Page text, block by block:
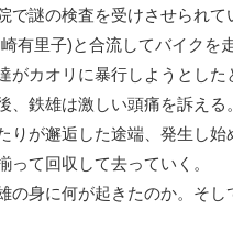
で謎の検査を受けさせられて
崎有里子)と合流してバイク
がカオリに暴行しようとし
、鉄雄は激しい頭痛を訴える
りが邂逅した途端、発生し
って回収して去っていく。
の身に何が起きたのか。そ